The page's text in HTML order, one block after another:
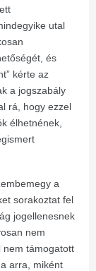
utal
és
kérte az
a jogszabály
rá, hogy ezzel
élhetnének,
a
sorakoztat fel
jogellenesnek
nem
nem támogatott
arra, miként